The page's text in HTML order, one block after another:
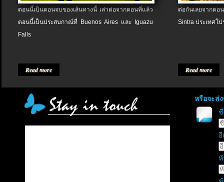
ตอนนี้เป็นตอนจบของเส้นทางนี้ เล่าต่อจากตอนที่แล้ว
ตอนนี้เป็นประสบกาณ์ที่ Buenos Aires และ Iguazu
Falls
Read more
ต่อกันเลยจากต
Sintra ประเทศโป
Read more
หรือจะส่
อี
หั